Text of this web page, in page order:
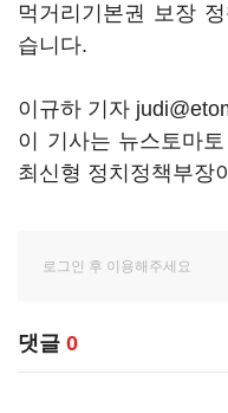
먹거리기본권 보장
습니다.
이규하 기자
이 기사는 뉴스토마
최신형 정치정책부장
댓글 0